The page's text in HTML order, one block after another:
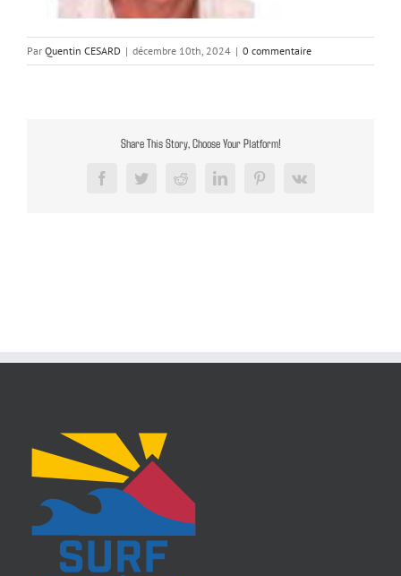
Par Quentin CESARD | décembre 10th, 2024 | 0 commentaire
Share This Story, Choose Your Platform!
FacebookTwitterRedditLinkedInPinterest
Vk